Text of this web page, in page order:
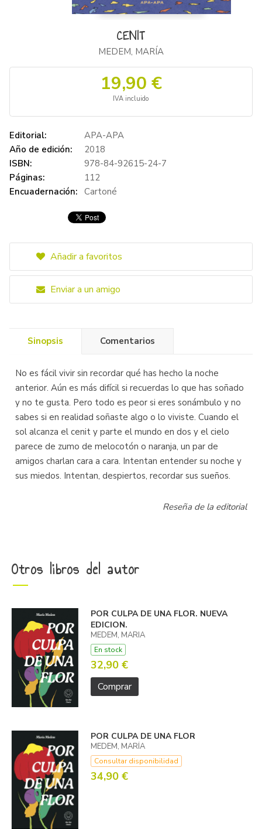
CENIT
MEDEM, MARÍA
19,90 €
IVA incluido
Editorial:
APA-APA
Año de edición:
2018
ISBN:
978-84-92615-24-7
Páginas:
112
Encuadernación: Cartoné
Añadir a favoritos
Enviar a un amigo
Sinopsis Comentarios
No es fácil vivir sin recordar qué has hecho la noche
anterior. Aún es más difícil si recuerdas lo que has soñado
y no te gusta. Pero todo es peor si eres sonámbulo y no
sabes si en realidad soñaste algo o lo viviste. Cuando el
sol alcanza el cenit y parte el mundo en dos y el cielo
parece de zumo de melocotón o naranja, un par de
amigos charlan cara a cara. Intentan entender su noche y
sus miedos. Intentan, despiertos, recordar sus sueños.
Reseña de la editorial
Otros libros del autor
POR CULPA DE UNA FLOR. NUEVA
EDICION.
MEDEM, MARIA
En stock
32,90 €
Comprar
POR CULPA DE UNA FLOR
MEDEM, MARÍA
Consultar disponibilidad
34,90 €